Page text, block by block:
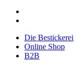
Die Bestickerei
Online Shop
B2B